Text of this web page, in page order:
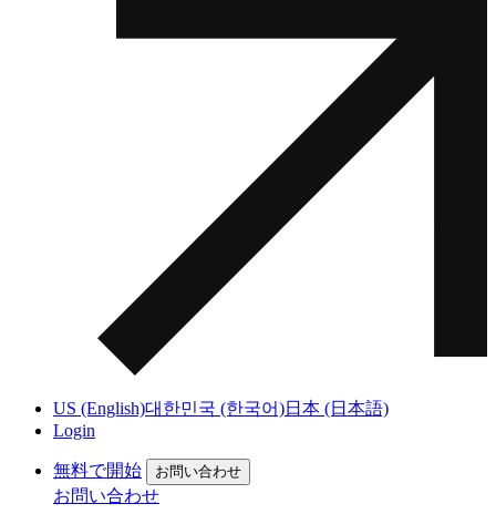
US (English)대한민국 (한국어)日本 (日本語)
Login
無料で開始 お問い合わせ
お問い合わせ